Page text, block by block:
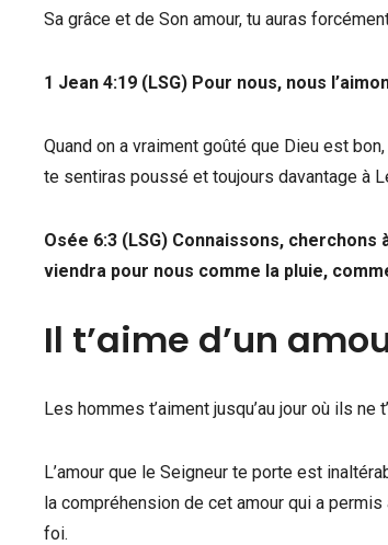
Sa grâce et de Son amour, tu auras
1 Jean 4:19 (LSG) Pour nous, nous
Quand on a vraiment goûté que Dieu est
te sentiras poussé et toujours davantage à
Osée 6:3 (LSG) Connaissons,
viendra pour nous comme la pluie,
Il t’aime d’un
Les hommes t’aiment jusqu’au jour où ils
L’amour que le Seigneur te porte est
la compréhension de cet amour qui a
foi.